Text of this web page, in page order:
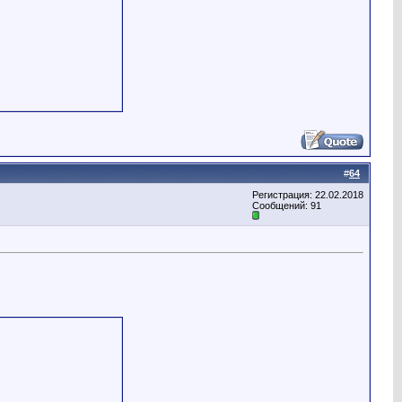
#64
Регистрация: 22.02.2018
Сообщений: 91